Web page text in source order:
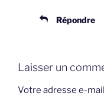
Répondre
Laisser un
Votre adresse e-